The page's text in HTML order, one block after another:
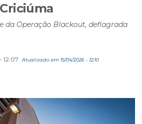
da Operação Blackout, deflagrada
12:07
Atualizado em 15/04/2026 - 12:10